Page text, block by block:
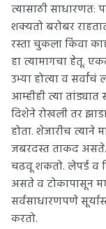
त्यासाठी साधारणत:
शक्यतो बरोबर
रस्ता चुकला किंवा
हा त्यामागचा हेतू.
उभ्या होत्या व
आम्हीही त्या
दिशेने रोखली तर
होता. शेजारीच
जबरदस्त ताकद
चढवू शकतो. लेपर्ड व
असते व टोकापासून
सर्वसाधारणपणे
करतो.